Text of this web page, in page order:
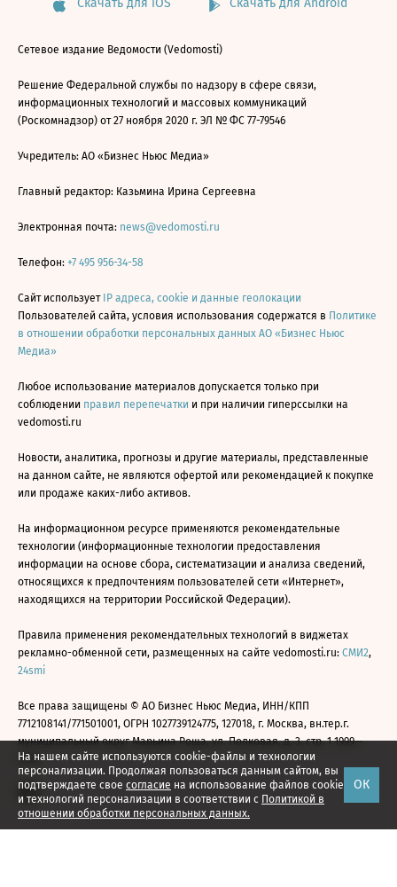
На нашем сайте используются cookie-файлы и технологии
персонализации. Продолжая пользоваться данным сайтом, вы
подтверждаете свое согласие на использование файлов cookie
и технологий персонализации в соответствии с Политикой в
отношении обработки персональных данных.
ОК
Скачать для iOS Скачать для Android
Сетевое издание Ведомости (Vedomosti)
Решение Федеральной службы по надзору в сфере связи,
информационных технологий и массовых коммуникаций
(Роскомнадзор) от 27 ноября 2020 г. ЭЛ № ФС 77-79546
Учредитель: АО «Бизнес Ньюс Медиа»
Главный редактор: Казьмина Ирина Сергеевна
Электронная почта: news@vedomosti.ru
Телефон: +7 495 956-34-58
Сайт использует IP адреса, cookie и данные геолокации
Пользователей сайта, условия использования содержатся в Политике
в отношении обработки персональных данных АО «Бизнес Ньюс
Медиа»
Любое использование материалов допускается только при
соблюдении правил перепечатки и при наличии гиперссылки на
vedomosti.ru
Новости, аналитика, прогнозы и другие материалы, представленные
на данном сайте, не являются офертой или рекомендацией к покупке
или продаже каких-либо активов.
На информационном ресурсе применяются рекомендательные
технологии (информационные технологии предоставления
информации на основе сбора, систематизации и анализа сведений,
относящихся к предпочтениям пользователей сети «Интернет»,
находящихся на территории Российской Федерации).
Правила применения рекомендательных технологий в виджетах
рекламно-обменной сети, размещенных на сайте vedomosti.ru: СМИ2,
24smi
Все права защищены © АО Бизнес Ньюс Медиа, ИНН/КПП
7712108141/771501001, ОГРН 1027739124775, 127018, г. Москва, вн.тер.г.
муниципальный округ Марьина Роща, ул. Полковая, д. 3, стр. 1 1999—
2026